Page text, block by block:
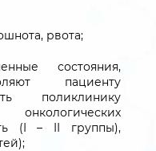
рвота;
состояния,
пациенту
поликлинику
(I – II группы),